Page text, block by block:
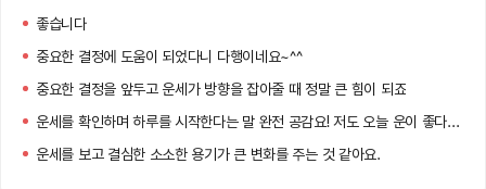
좋습니다
중요한 결정에 도움이 되었다니 다행이네요~^^
중요한 결정을 앞두고 운세가 방향을 잡아줄 때 정말 큰 힘이 되죠
운세를 확인하며 하루를 시작한다는 말 완전 공감요! 저도 오늘 운이 좋다는 말에 왠지 더 자신감이 생기네용 ㅋㅋㅋ
운세를 보고 결심한 소소한 용기가 큰 변화를 주는 것 같아요.